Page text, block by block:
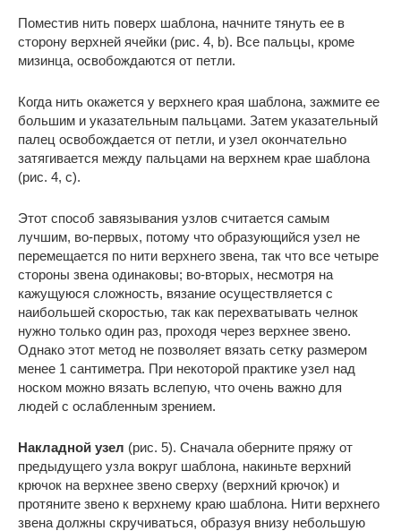
Поместив нить поверх шаблона, начните тянуть ее в
сторону верхней ячейки (рис. 4, b). Все пальцы, кроме
мизинца, освобождаются от петли.
Когда нить окажется у верхнего края шаблона, зажмите ее
большим и указательным пальцами. Затем указательный
палец освобождается от петли, и узел окончательно
затягивается между пальцами на верхнем крае шаблона
(рис. 4, c).
Этот способ завязывания узлов считается самым
лучшим, во-первых, потому что образующийся узел не
перемещается по нити верхнего звена, так что все четыре
стороны звена одинаковы; во-вторых, несмотря на
кажущуюся сложность, вязание осуществляется с
наибольшей скоростью, так как перехватывать челнок
нужно только один раз, проходя через верхнее звено.
Однако этот метод не позволяет вязать сетку размером
менее 1 сантиметра. При некоторой практике узел над
носком можно вязать вслепую, что очень важно для
людей с ослабленным зрением.
Накладной узел (рис. 5). Сначала оберните пряжу от
предыдущего узла вокруг шаблона, накиньте верхний
крючок на верхнее звено сверху (верхний крючок) и
протяните звено к верхнему краю шаблона. Нити верхнего
звена должны скручиваться, образуя внизу небольшую